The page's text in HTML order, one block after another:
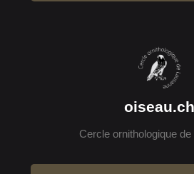
oiseau.ch
Cercle ornithologique